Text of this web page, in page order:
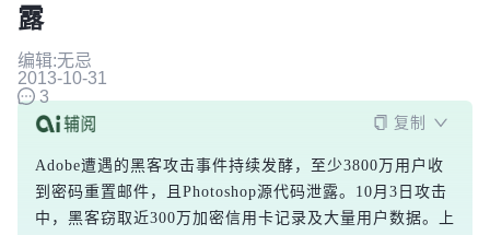
露
编辑:无忌
2013-10-31
3
复制
Adobe遭遇的黑客攻击事件持续发酵，至少3800万用户收
到密码重置邮件，且Photoshop源代码泄露。10月3日攻击
中，黑客窃取近300万加密信用卡记录及大量用户数据。上